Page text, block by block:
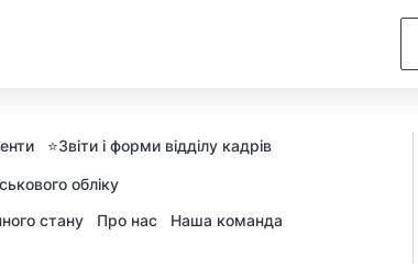
⭐️Звіти і форми відділу кадрів
обліку
стану Про нас Наша команда